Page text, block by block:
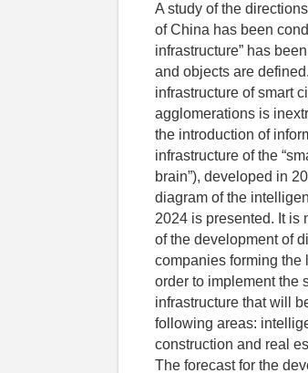
A study of the
of China has been
infrastructure” has
and objects are
infrastructure of smart
agglomerations is
the introduction of
infrastructure of the
brain”), developed in
diagram of the
2024 is presented. It is
of the development of
companies forming the
order to implement the
infrastructure that will
following areas:
construction and real
The forecast for the